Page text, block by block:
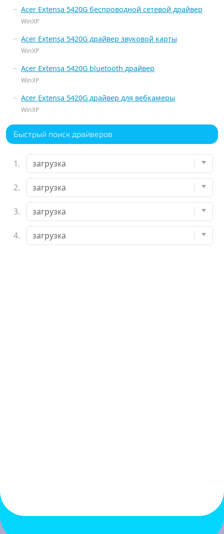
Acer Extensa 5420G беспроводной сетевой драйвер
WinXP
Acer Extensa 5420G драйвер звуковой карты
WinXP
Acer Extensa 5420G bluetooth драйвер
WinXP
Acer Extensa 5420G драйвер для вебкамеры
WinXP
Быстрый поиск драйверов
1.
2.
3.
4.